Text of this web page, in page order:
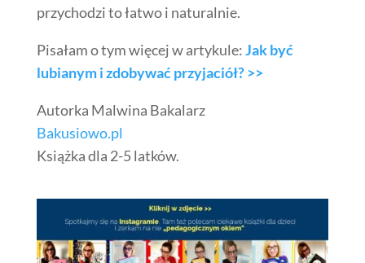
przychodzi to łatwo i naturalnie.
Pisałam o tym więcej w artykule:Jak być
lubianym i zdobywać przyjaciół? >>
Autorka Malwina Bakalarz
Bakusiowo.pl
Książka dla 2-5 latków.